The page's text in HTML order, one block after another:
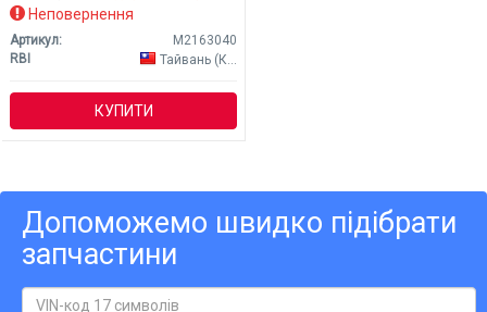
Неповернення
Артикул:
M2163040
RBI
Тайвань (Китай)
КУПИТИ
Допоможемо швидко підібрати
запчастини